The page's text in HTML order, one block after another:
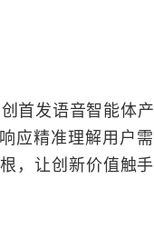
首发语音智能体产
应精准理解用户需
，让创新价值触手